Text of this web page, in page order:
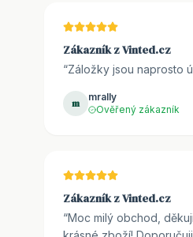
Zákazník z Vinted.cz
“Záložky jsou naprosto
m
mrally
Ověřený zákazník
Zákazník z Vinted.cz
“Moc milý obchod,